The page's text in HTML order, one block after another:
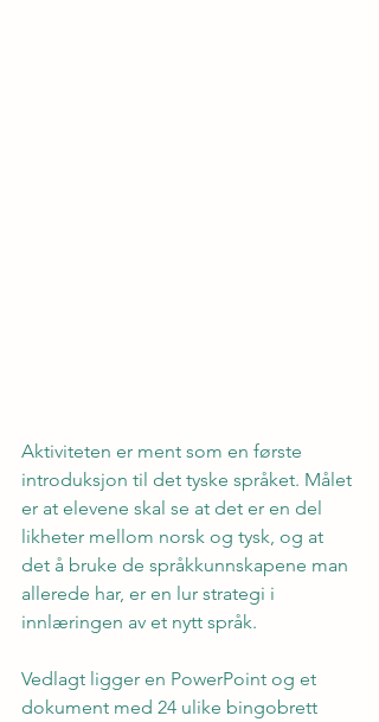
Aktiviteten er ment som en første
introduksjon til det tyske språket. Målet
er at elevene skal se at det er en del
likheter mellom norsk og tysk, og at
det å bruke de språkkunnskapene man
allerede har, er en lur strategi i
innlæringen av et nytt språk.
Vedlagt ligger en PowerPoint og et
dokument med 24 ulike bingobrett